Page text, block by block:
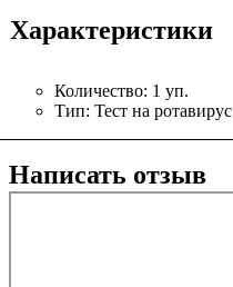
Характеристики
Количество: 1 уп.
Тип: Тест на ротавирус
Написать отзыв